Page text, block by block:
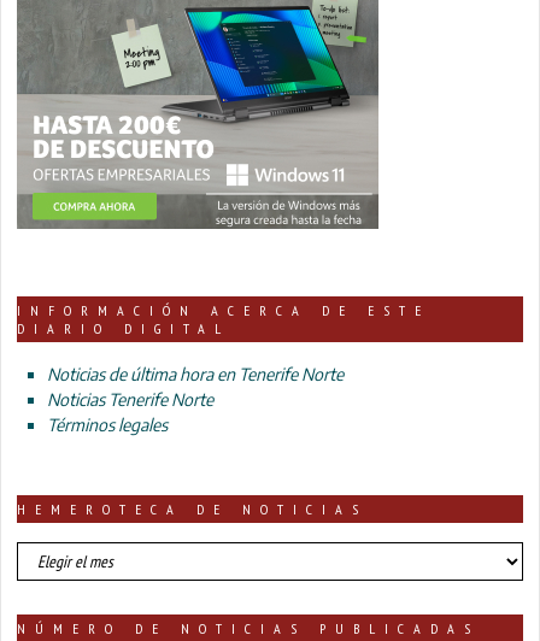
INFORMACIÓN ACERCA DE ESTE
DIARIO DIGITAL
Noticias de última hora en Tenerife Norte
Noticias Tenerife Norte
Términos legales
HEMEROTECA DE NOTICIAS
HEMEROTECA
DE
NÚMERO DE NOTICIAS PUBLICADAS